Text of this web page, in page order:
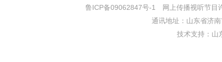
鲁ICP备09062847号-1
网上传播视听节目
通讯地址：山东省济
技术支持： 山